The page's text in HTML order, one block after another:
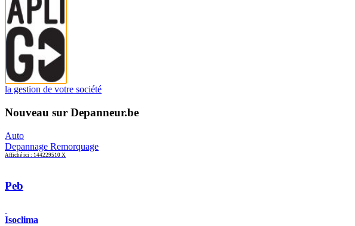
la gestion de votre société
Nouveau sur Depanneur.be
Auto
Depannage Remorquage
Affiché ici : 144229510 X
Peb
Isoclima